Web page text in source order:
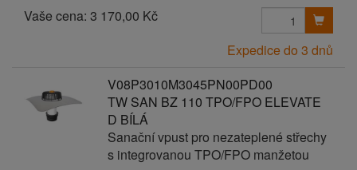
Vaše cena: 3 170,00 Kč
Expedice do 3 dnů
V08P3010M3045PN00PD00
TW SAN BZ 110 TPO/FPO ELEVATE
D BÍLÁ
Sanační vpust pro nezateplené střechy
s integrovanou TPO/FPO manžetou